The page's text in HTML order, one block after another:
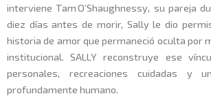
interviene Tam O’Shaughnessy, su pareja
diez días antes de morir, Sally le dio
historia de amor que permaneció oculta por
institucional. SALLY reconstruye ese
personales, recreaciones cuidadas y
profundamente humano.